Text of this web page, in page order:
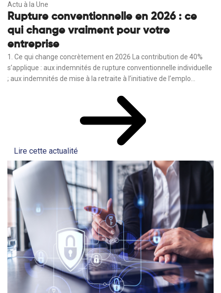
Actu à la Une
Rupture conventionnelle en 2026 : ce
qui change vraiment pour votre
entreprise
1. Ce qui change concrètement en 2026 La contribution de 40%
s’applique : aux indemnités de rupture conventionnelle individuelle
; aux indemnités de mise à la retraite à l’initiative de l’emplo...
Lire cette actualité